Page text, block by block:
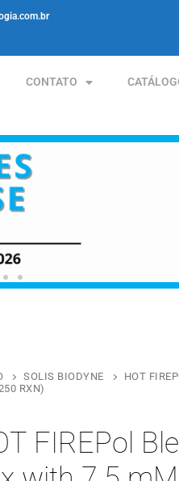
CONTATO
SOLIS BIODYNE
HOT
RXN)
FIREPol